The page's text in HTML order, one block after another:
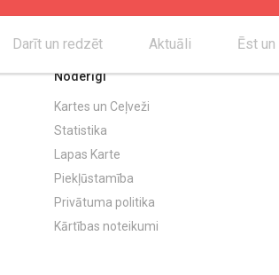
Darīt un redzēt Aktuāli Ēst
Noderīgi
Kartes un Ceļveži
Statistika
Lapas Karte
Piekļūstamība
Privātuma politika
Kārtības noteikumi